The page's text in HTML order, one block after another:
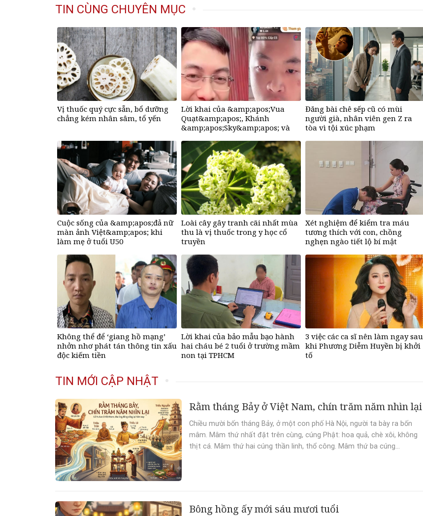
TIN CÙNG CHUYÊN MỤC
Vị thuốc quý cực sẵn, bổ dưỡng
chẳng kém nhân sâm, tổ yến
Lời khai của &amp;apos;Vua
Quạt&amp;apos;, Khánh
&amp;apos;Sky&amp;apos; và
Đăng bài chê sếp cũ có mùi
người già, nhân viên gen Z ra
tòa vì tội xúc phạm
Cuộc sống của &amp;apos;đả nữ
màn ảnh Việt&amp;apos; khi
làm mẹ ở tuổi U50
Loài cây gây tranh cãi nhất mùa
thu là vị thuốc trong y học cổ
truyền
Xét nghiệm để kiểm tra máu
tương thích với con, chồng
nghẹn ngào tiết lộ bí mật
Không thể để ‘giang hồ mạng’
nhởn nhơ phát tán thông tin xấu
độc kiếm tiền
Lời khai của bảo mẫu bạo hành
hai cháu bé 2 tuổi ở trường mầm
non tại TPHCM
3 việc các ca sĩ nên làm ngay sau
khi Phương Diễm Huyền bị khởi
tố
TIN MỚI CẬP NHẬT
Rằm tháng Bảy ở Việt Nam, chín trăm năm nhìn lại
Chiều mười bốn tháng Bảy, ở một con phố Hà Nội, người ta bày ra bốn
mâm. Mâm thứ nhất đặt trên cùng, cúng Phật: hoa quả, chè xôi, không
thịt cá. Mâm thứ hai cúng thần linh, thổ công. Mâm thứ ba cúng...
Bông hồng ấy mới sáu mươi tuổi